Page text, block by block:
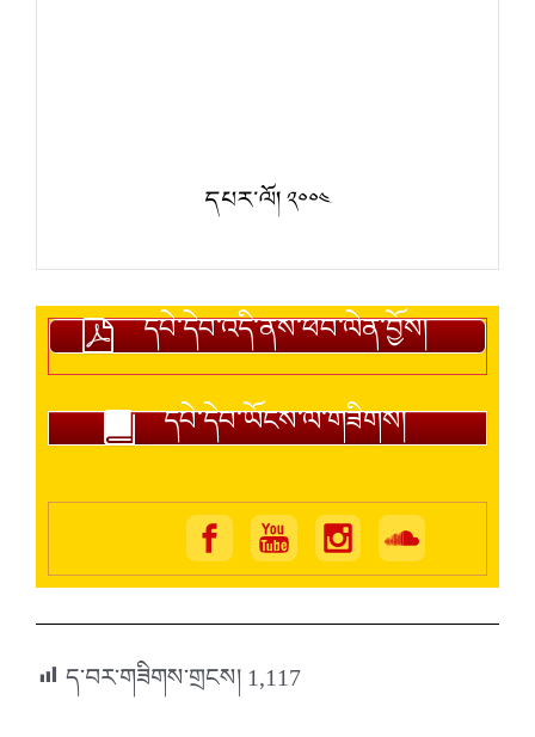
དཔར་ལོ། ༢༠༠༤
དཔེ་དེབ་འདི་ནས་ཕབ་ལེན་བྱོས།
དཔེ་དེབ་ཡོངས་ལ་གཟིགས།
ད་བར་གཟིགས་གྲངས།1,117